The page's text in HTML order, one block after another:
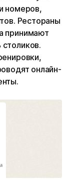
номеров,
Рестораны
принимают
онлайн-